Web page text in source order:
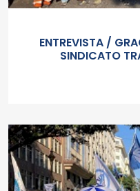
ENTREVISTA /
SINDICATO